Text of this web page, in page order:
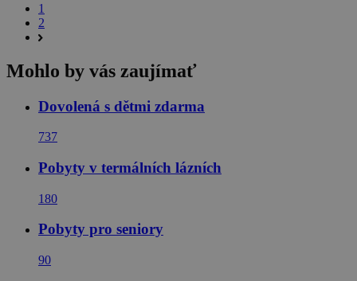
1
2
Mohlo by vás zaujímať
Dovolená s dětmi zdarma
737
Pobyty v termálních lázních
180
Pobyty pro seniory
90